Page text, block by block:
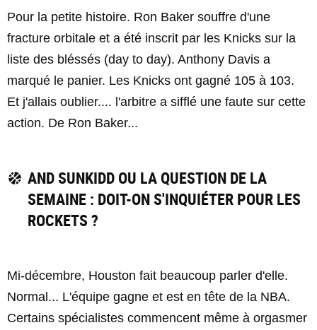
Pour la petite histoire. Ron Baker souffre d'une
fracture orbitale et a été inscrit par les Knicks sur la
liste des bléssés (day to day). Anthony Davis a
marqué le panier. Les Knicks ont gagné 105 à 103.
Et j'allais oublier.... l'arbitre a sifflé une faute sur cette
action. De Ron Baker...
AND SUNKIDD OU LA QUESTION DE LA
SEMAINE : DOIT-ON S'INQUIÉTER POUR LES
ROCKETS ?
Mi-décembre, Houston fait beaucoup parler d'elle.
Normal... L'équipe gagne et est en tête de la NBA.
Certains spécialistes commencent même à orgasmer